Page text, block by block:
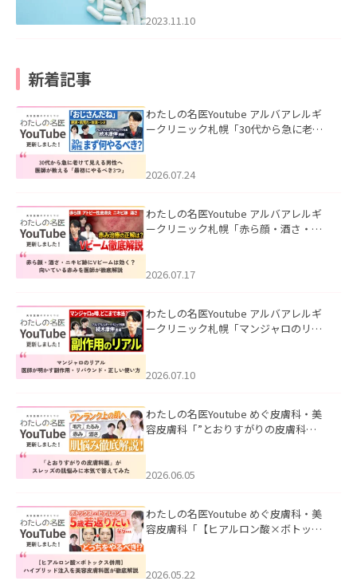
2023.11.10
新着記事
わたしの名医Youtube アルバアレルギ
ークリニック札幌「30代から急に老け
た。
2026.07.24
わたしの名医Youtube アルバアレルギ
ークリニック札幌「赤ら顔・酒さ・ニ
した。
2026.07.17
わたしの名医Youtube アルバアレルギ
ークリニック札幌「マンジャロのリア
た。
2026.07.10
わたしの名医Youtube めぐ皮膚科・美
容皮膚科「”とおりすがりの皮膚科
2026.06.05
わたしの名医Youtube めぐ皮膚科・美
容皮膚科「【ヒアルロン酸×ボトック
た。
2026.05.22